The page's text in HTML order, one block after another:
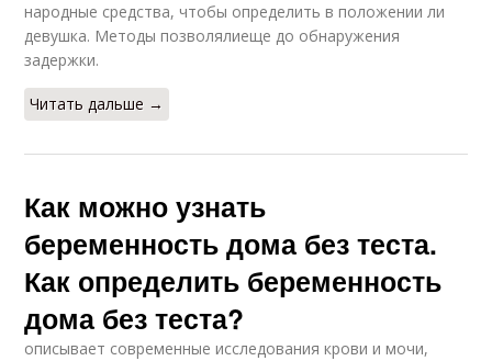
народные средства, чтобы определить в положении ли
девушка. Методы позволялиеще до обнаружения
задержки.
Читать дальше →
Как можно узнать
беременность дома без теста.
Как определить беременность
дома без теста?
описывает современные исследования крови и мочи,